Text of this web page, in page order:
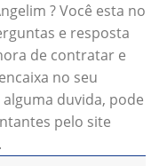
? Você esta no
e resposta
de contratar e
no seu
duvida, pode
pelo site